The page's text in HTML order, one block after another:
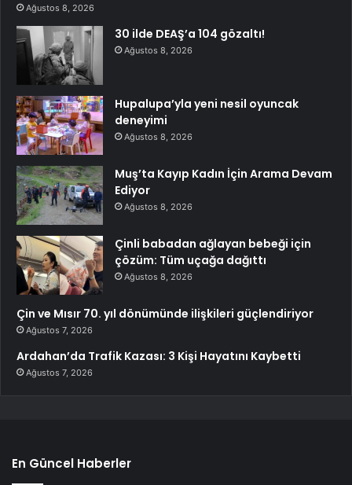
Ağustos 8, 2026
30 ilde DEAŞ’a 104 gözaltı!
Ağustos 8, 2026
Hupalupa’yla yeni nesil oyuncak
deneyimi
Ağustos 8, 2026
Muş’ta Kayıp Kadın İçin Arama Devam
Ediyor
Ağustos 8, 2026
Çinli babadan ağlayan bebeği için
çözüm: Tüm uçağa dağıttı
Ağustos 8, 2026
Çin ve Mısır 70. yıl dönümünde ilişkileri güçlendiriyor
Ağustos 7, 2026
Ardahan’da Trafik Kazası: 3 Kişi Hayatını Kaybetti
Ağustos 7, 2026
En Güncel Haberler